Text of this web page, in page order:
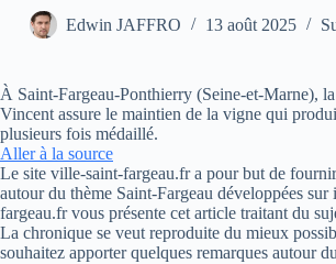
o
n
u
Edwin JAFFRO 13 août 2025
À Saint-Fargeau-Ponthierry (Seine-et-Marne),
Vincent assure le maintien de la vigne qui
plusieurs fois médaillé.
Aller à la source
Le site ville-saint-fargeau.fr a pour but de
autour du thème Saint-Fargeau développées
fargeau.fr vous présente cet article traitant du
La chronique se veut reproduite du mieux
souhaitez apporter quelques remarques autour